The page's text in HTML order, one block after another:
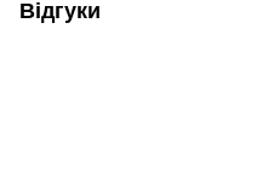
Відгуки